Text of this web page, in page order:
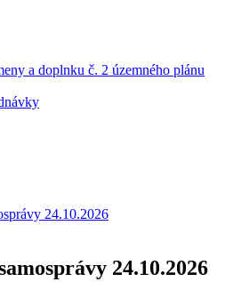
a doplnku č. 2 územného plánu
24.10.2026
24.10.2026